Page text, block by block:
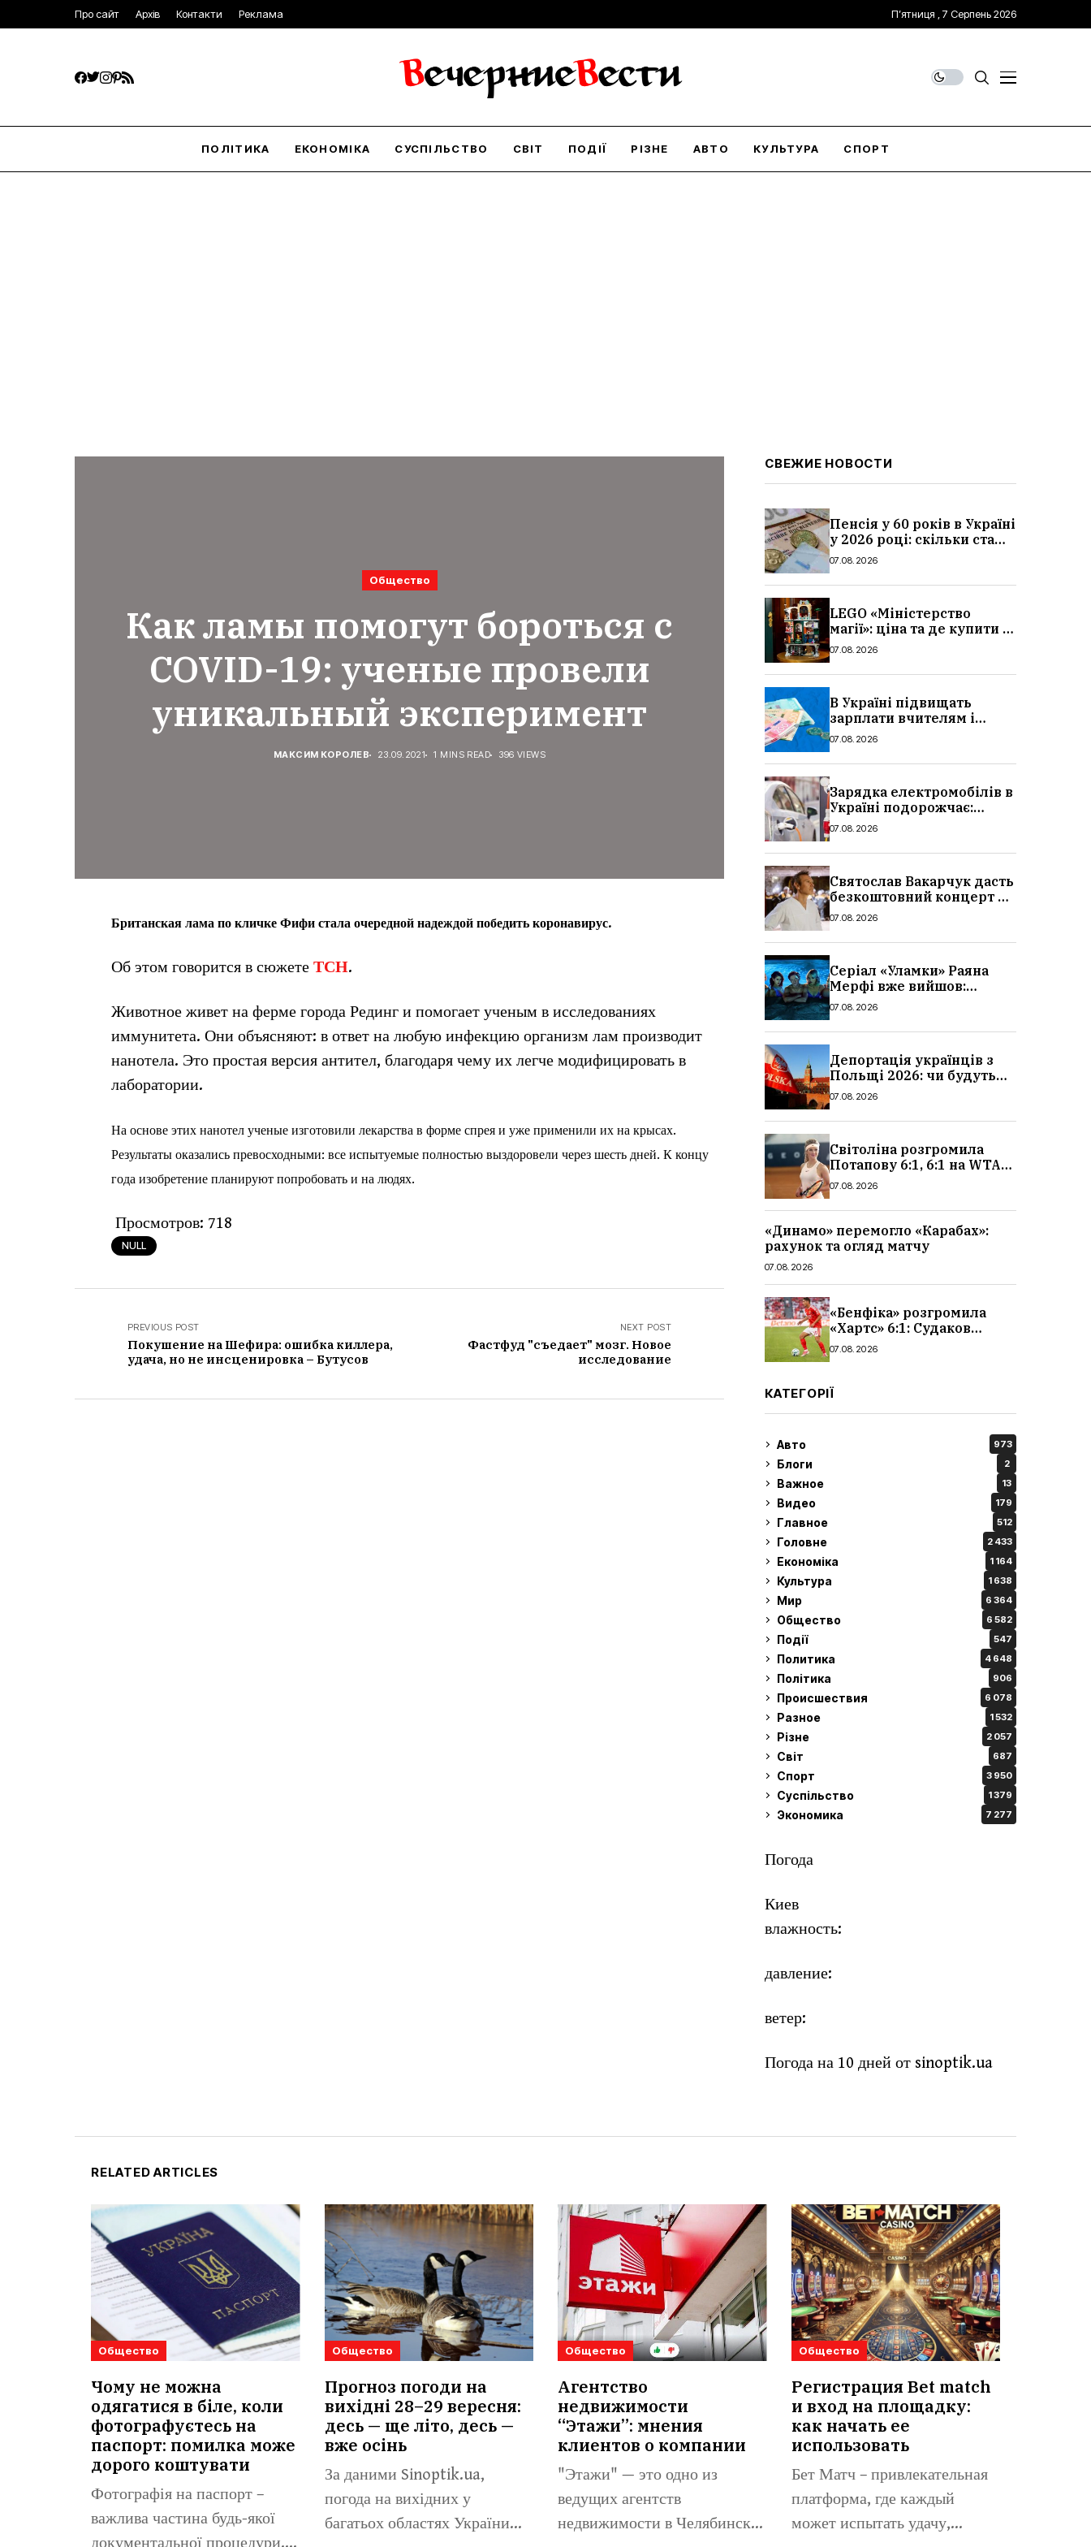
Про сайт Архів Контакти Реклама П’ятниця , 7 Серпень 2026
ПОЛІТИКА ЕКОНОМІКА СУСПІЛЬСТВО СВІТ ПОДІЇ РІЗНЕ АВТО КУЛЬТУРА СПОРТ
Общество
Как ламы помогут бороться с
COVID-19: ученые провели
уникальный эксперимент
МАКСИМ КОРОЛЕВ 23.09.2021 1 MINS READ 396 VIEWS
Британская лама по кличке Фифи стала очередной надеждой победить коронавирус.
Об этом говорится в сюжете ТСН.
Животное живет на ферме города Рединг и помогает ученым в исследованиях
иммунитета. Они объясняют: в ответ на любую инфекцию организм лам производит
нанотела. Это простая версия антител, благодаря чему их легче модифицировать в
лаборатории.
На основе этих нанотел ученые изготовили лекарства в форме спрея и уже применили их на крысах.
Результаты оказались превосходными: все испытуемые полностью выздоровели через шесть дней. К концу
года изобретение планируют попробовать и на людях.
Просмотров: 718
NULL
PREVIOUS POST
Покушение на Шефира: ошибка киллера,
удача, но не инсценировка – Бутусов
NEXT POST
Фастфуд "съедает" мозг. Новое
исследование
СВЕЖИЕ НОВОСТИ
Пенсія у 60 років в Україні
у 2026 році: скільки стажу
потрібно, умови, кому
07.08.2026
LEGO «Міністерство
магії»: ціна та де купити в
Україні
07.08.2026
В Україні підвищать
зарплати вчителям і
стипендії студентам з 1
суми, розмір
07.08.2026
Зарядка електромобілів в
Україні подорожчає:
причина і нові ціни з
07.08.2026
Святослав Вакарчук дасть
безкоштовний концерт у
Львові: дата і місце
07.08.2026
Серіал «Уламки» Раяна
Мерфі вже вийшов:
сюжет, актори та всі
07.08.2026
Депортація українців з
Польщі 2026: чи будуть
висилати українських
07.08.2026
Світоліна розгромила
Потапову 6:1, 6:1 на WTA
1000 у Торонто
07.08.2026
«Динамо» перемогло «Карабах»:
рахунок та огляд матчу
07.08.2026
«Бенфіка» розгромила
«Хартс» 6:1: Судаков
відзначився асистом,
07.08.2026
КАТЕГОРІЇ
Авто 973
Блоги 2
Важное 13
Видео 179
Главное 512
Головне 2 433
Економіка 1 164
Культура 1 638
Мир 6 364
Общество 6 582
Події 547
Политика 4 648
Політика 906
Происшествия 6 078
Разное 1 532
Різне 2 057
Світ 687
Спорт 3 950
Суспільство 1 379
Экономика 7 277
Погода
Киев
влажность:
давление:
ветер:
Погода на 10 дней от sinoptik.ua
RELATED ARTICLES
Общество
Чому не можна
одягатися в біле, коли
фотографуєтесь на
паспорт: помилка може
дорого коштувати
Фотографія на паспорт –
важлива частина будь-якої
Общество
Прогноз погоди на
вихідні 28–29 вересня:
десь — ще літо, десь —
вже осінь
За даними Sinoptik.ua,
погода на вихідних у
багатьох областях України
Общество
Агентство
недвижимости
“Этажи”: мнения
клиентов о компании
"Этажи" — это одно из
ведущих агентств
недвижимости в Челябинске,
Общество
Регистрация Bet match
и вход на площадку:
как начать ее
использовать
Бет Матч – привлекательная
платформа, где каждый
может испытать удачу,